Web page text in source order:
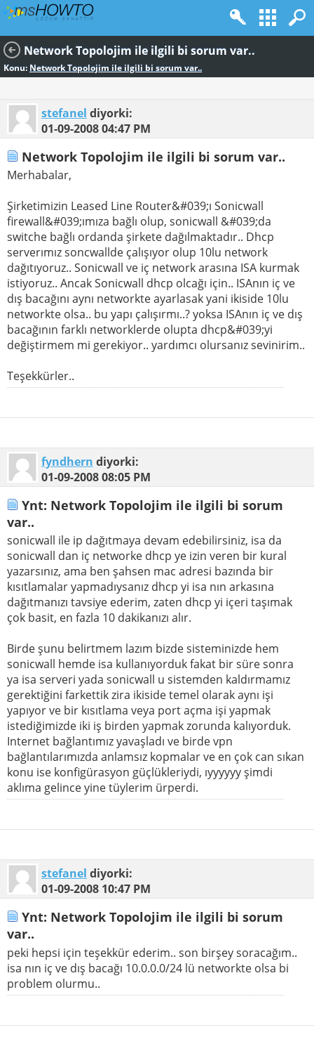
Network Topolojim ile ilgili bi sorum var..
Konu: Network Topolojim ile ilgili bi sorum var..
stefanel diyorki:
01-09-200804:47 PM
Network Topolojim ile ilgili bi sorum var..
Merhabalar,
Şirketimizin Leased Line Router&#039;ı Sonicwall
firewall&#039;ımıza bağlı olup, sonicwall &#039;da
switche bağlı ordanda şirkete dağılmaktadır.. Dhcp
serverımız soncwallde çalışıyor olup 10lu network
dağıtıyoruz.. Sonicwall ve iç network arasına ISA kurmak
istiyoruz.. Ancak Sonicwall dhcp olcağı için.. ISAnın iç ve
dış bacağını aynı networkte ayarlasak yani ikiside 10lu
networkte olsa.. bu yapı çalışırmı..? yoksa ISAnın iç ve dış
bacağının farklı networklerde olupta dhcp&#039;yi
değiştirmem mi gerekiyor.. yardımcı olursanız sevinirim..
Teşekkürler..
fyndhern diyorki:
01-09-200808:05 PM
Ynt: Network Topolojim ile ilgili bi sorum
var..
sonicwall ile ip dağıtmaya devam edebilirsiniz, isa da
sonicwall dan iç networke dhcp ye izin veren bir kural
yazarsınız, ama ben şahsen mac adresi bazında bir
kısıtlamalar yapmadıysanız dhcp yi isa nın arkasına
dağıtmanızı tavsiye ederim, zaten dhcp yi içeri taşımak
çok basit, en fazla 10 dakikanızı alır.
Birde şunu belirtmem lazım bizde sisteminizde hem
sonicwall hemde isa kullanıyorduk fakat bir süre sonra
ya isa serveri yada sonicwall u sistemden kaldırmamız
gerektiğini farkettik zira ikiside temel olarak aynı işi
yapıyor ve bir kısıtlama veya port açma işi yapmak
istediğimizde iki iş birden yapmak zorunda kalıyorduk.
Internet bağlantımız yavaşladı ve birde vpn
bağlantılarımızda anlamsız kopmalar ve en çok can sıkan
konu ise konfigürasyon güçlükleriydi, ıyyyyyy şimdi
aklıma gelince yine tüylerim ürperdi.
stefanel diyorki:
01-09-2008 10:47 PM
Ynt: Network Topolojim ile ilgili bi sorum
var..
peki hepsi için teşekkür ederim.. son birşey soracağım..
isa nın iç ve dış bacağı 10.0.0.0/24 lü networkte olsa bi
problem olurmu..